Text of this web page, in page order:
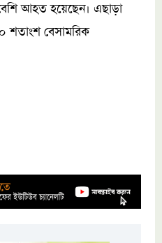
আহত হয়েছেন। এছাড়া
শতাংশ বেসামরিক